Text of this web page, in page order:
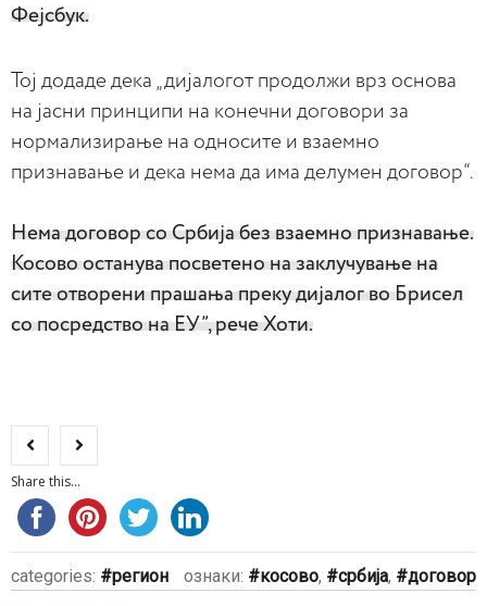
Фејсбук.
Тој додаде дека „дијалогот продолжи врз основа
на јасни принципи на конечни договори за
нормализирање на односите и взаемно
признавање и дека нема да има делумен договор“.
Нема договор со Србија без взаемно признавање.
Косово останува посветено на заклучување на
сите отворени прашања преку дијалог во Брисел
со посредство на ЕУ”, рече Хоти.
Share this...
categories: регион ознаки: косово, србија, договор